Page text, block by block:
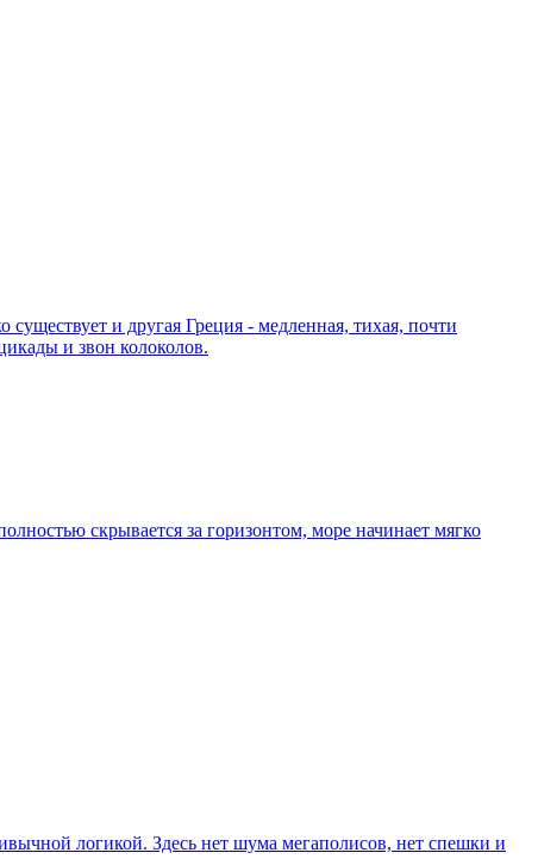
и другая Греция - медленная, тихая, почти
и звон колоколов.
скрывается за горизонтом, море начинает мягко
логикой. Здесь нет шума мегаполисов, нет спешки и